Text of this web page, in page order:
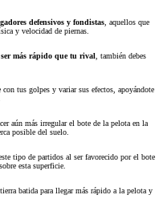
defensivos y fondistas , aquellos que
y velocidad de piernas.
más rápido que tu rival , también debes
tus golpes y variar sus efectos, apoyándote
aún más irregular el bote de la pelota en la
posible del suelo.
tipo de partidos al ser favorecido por el bote
esta superficie.
batida para llegar más rápido a la pelota y